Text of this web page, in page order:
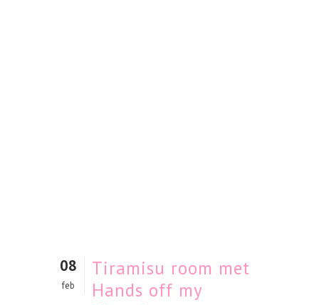
08
feb
Tiramisu room met
Hands off my